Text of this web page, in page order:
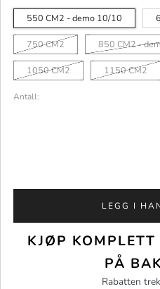
550 CM2 - demo 10/10
750 CM2 850 CM2 -
1050 CM2 1150 CM2
Antall:
LEGG I
KJØP
PÅ
Rabatten